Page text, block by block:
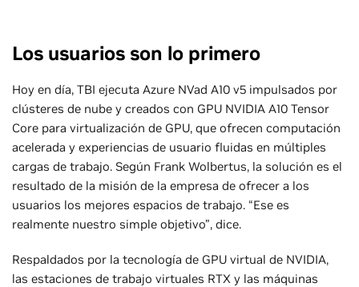
Los usuarios son lo primero
Hoy en día, TBI ejecuta Azure NVad A10 v5 impulsados por
clústeres de nube y creados con GPU NVIDIA A10 Tensor
Core para virtualización de GPU, que ofrecen computación
acelerada y experiencias de usuario fluidas en múltiples
cargas de trabajo. Según Frank Wolbertus, la solución es el
resultado de la misión de la empresa de ofrecer a los
usuarios los mejores espacios de trabajo. “Ese es
realmente nuestro simple objetivo”, dice.
Respaldados por la tecnología de GPU virtual de NVIDIA,
las estaciones de trabajo virtuales RTX y las máquinas